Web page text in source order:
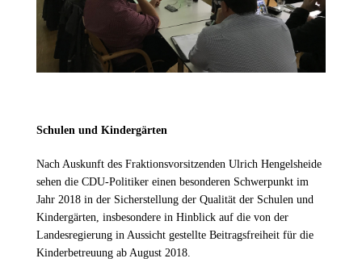
Schulen und Kindergärten
Nach Auskunft des Fraktionsvorsitzenden Ulrich Hengelsheide
sehen die CDU-Politiker einen besonderen Schwerpunkt im
Jahr 2018 in der Sicherstellung der Qualität der Schulen und
Kindergärten, insbesondere in Hinblick auf die von der
Landesregierung in Aussicht gestellte Beitragsfreiheit für die
Kinderbetreuung ab August 2018.